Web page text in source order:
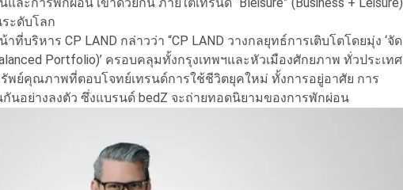
ระดับโลก
บริหาร CP LAND กล่าวว่า “CP LAND วางกลยุทธ์การเติบโตโดยมุ่ง ‘จัด
Portfolio)’ ครอบคลุมทั้งกรุงเทพฯและหัวเมืองศักยภาพ ทั่วประเทศ
พย์คุณภาพที่ตอบโจทย์เทรนด์การใช้ชีวิตยุคใหม่ ทั้งการอยู่อาศัย การ
นอย่างลงตัว ซึ่งแบรนด์ bedZ จะถ่ายทอดนิยามของการพักผ่อน